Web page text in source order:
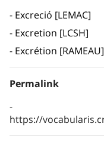
Excreció [LEMAC]
Excretion [LCSH]
Excrétion [RAMEAU]
Permalink
https://